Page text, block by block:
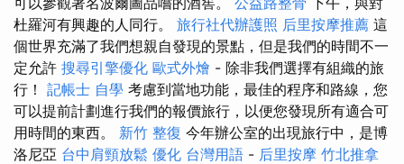
杜羅河有興趣的人同行。 旅行社代辦護照 后里按摩推薦 這
個世界充滿了我們想親自發現的景點，但是我們的時間不一
定允許 搜尋引擎優化 歐式外燴 - 除非我們選擇有組織的旅
行！ 記帳士 自學 考慮到當地功能，最佳的程序和路線，您
可以提前計劃進行我們的報價旅行，以便您發現所有適合可
用時間的東西。 新竹 整復 今年辦公室的出現旅行中，是博
洛尼亞 台中肩頸放鬆 優化 台灣用語 - 后里按摩 竹北推拿